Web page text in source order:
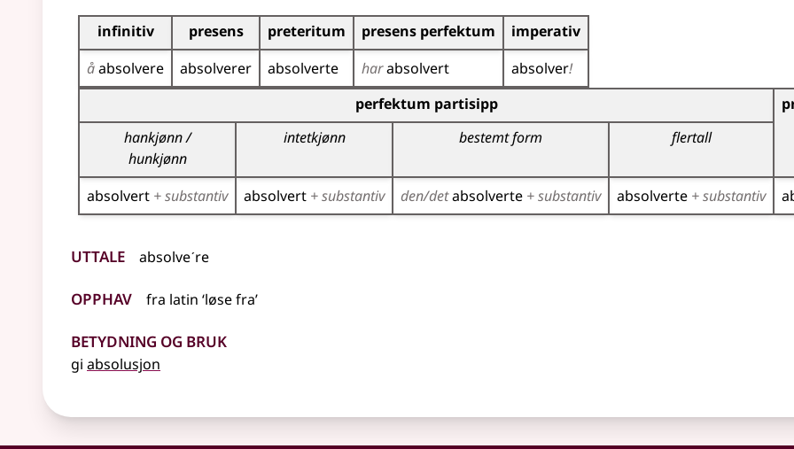
Bøyingstabell for dette verbet
infinitiv presens preteritum presens perfektum
imperativ
åabsolvere absolverer absolverte harabsolvert absolver!
Bøyingstabell for dette verbet (partisippformer)perfektum partisipp
hankjønn /
hunkjønn
intetkjønn bestemt form flertall
absolvert + substantiv absolvert + substantiv den/detabsolverte + substantiv absolverte + substantiv
Uttale absolveˊre
Opphav fra latin ‘løse fra’
Betydning og bruk
gi absolusjon